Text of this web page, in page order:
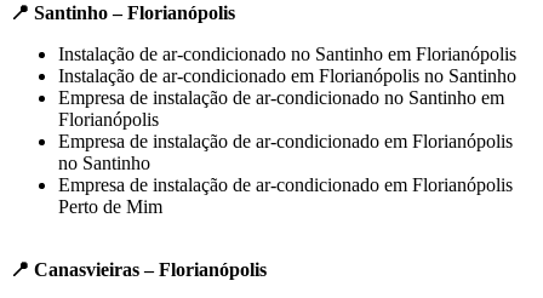
📍 Santinho – Florianópolis
Instalação de ar-condicionado no Santinho em Florianópolis
Instalação de ar-condicionado em Florianópolis no Santinho
Empresa de instalação de ar-condicionado no Santinho em
Florianópolis
Empresa de instalação de ar-condicionado em Florianópolis
no Santinho
Empresa de instalação de ar-condicionado em Florianópolis
Perto de Mim
📍 Canasvieiras – Florianópolis